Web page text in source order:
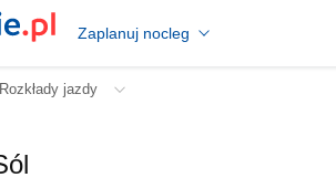
Zaplanuj nocleg
Rozkłady jazdy